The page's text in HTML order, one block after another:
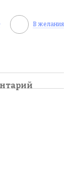
В желания